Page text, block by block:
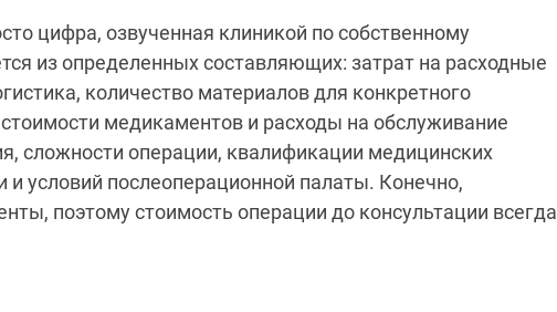
цифра, озвученная клиникой по собственному
из определенных составляющих: затрат на расходные
количество материалов для конкретного
медикаментов и расходы на обслуживание
сложности операции, квалификации медицинских
и условий послеоперационной палаты. Конечно,
поэтому стоимость операции до консультации всегда